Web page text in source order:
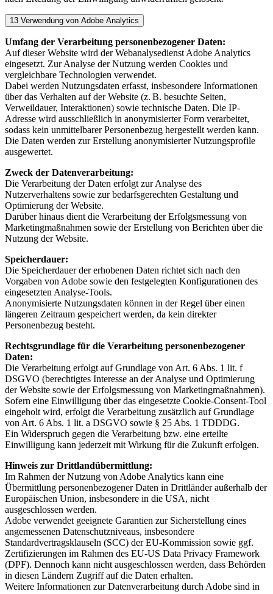
13 Verwendung von Adobe Analytics
Umfang der Verarbeitung personenbezogener Daten:
Auf dieser Website wird der Webanalysedienst Adobe Analytics
eingesetzt. Zur Analyse der Nutzung werden Cookies und
vergleichbare Technologien verwendet.
Dabei werden Nutzungsdaten erfasst, insbesondere Informationen
über das Verhalten auf der Website (z. B. besuchte Seiten,
Verweildauer, Interaktionen) sowie technische Daten. Die IP-
Adresse wird ausschließlich in anonymisierter Form verarbeitet,
sodass kein unmittelbarer Personenbezug hergestellt werden kann.
Die Daten werden zur Erstellung anonymisierter Nutzungsprofile
ausgewertet.
Zweck der Datenverarbeitung:
Die Verarbeitung der Daten erfolgt zur Analyse des
Nutzerverhaltens sowie zur bedarfsgerechten Gestaltung und
Optimierung der Website.
Darüber hinaus dient die Verarbeitung der Erfolgsmessung von
Marketingmaßnahmen sowie der Erstellung von Berichten über die
Nutzung der Website.
Speicherdauer:
Die Speicherdauer der erhobenen Daten richtet sich nach den
Vorgaben von Adobe sowie den festgelegten Konfigurationen des
eingesetzten Analyse-Tools.
Anonymisierte Nutzungsdaten können in der Regel über einen
längeren Zeitraum gespeichert werden, da kein direkter
Personenbezug besteht.
Rechtsgrundlage für die Verarbeitung personenbezogener
Daten:
Die Verarbeitung erfolgt auf Grundlage von Art. 6 Abs. 1 lit. f
DSGVO (berechtigtes Interesse an der Analyse und Optimierung
der Website sowie der Erfolgsmessung von Marketingmaßnahmen).
Sofern eine Einwilligung über das eingesetzte Cookie-Consent-Tool
eingeholt wird, erfolgt die Verarbeitung zusätzlich auf Grundlage
von Art. 6 Abs. 1 lit. a DSGVO sowie § 25 Abs. 1 TDDDG.
Ein Widerspruch gegen die Verarbeitung bzw. eine erteilte
Einwilligung kann jederzeit mit Wirkung für die Zukunft erfolgen.
Hinweis zur Drittlandübermittlung:
Im Rahmen der Nutzung von Adobe Analytics kann eine
Übermittlung personenbezogener Daten in Drittländer außerhalb der
Europäischen Union, insbesondere in die USA, nicht
ausgeschlossen werden.
Adobe verwendet geeignete Garantien zur Sicherstellung eines
angemessenen Datenschutzniveaus, insbesondere
Standardvertragsklauseln (SCC) der EU-Kommission sowie ggf.
Zertifizierungen im Rahmen des EU‑US Data Privacy Framework
(DPF). Dennoch kann nicht ausgeschlossen werden, dass Behörden
in diesen Ländern Zugriff auf die Daten erhalten.
Weitere Informationen zur Datenverarbeitung durch Adobe sind in